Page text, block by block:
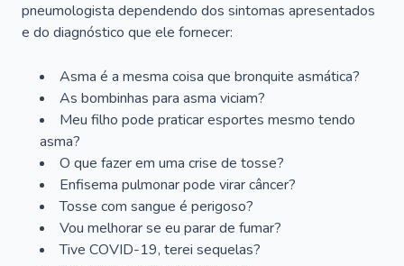
pneumologista dependendo dos sintomas apresentados
e do diagnóstico que ele fornecer:
Asma é a mesma coisa que bronquite asmática?
As bombinhas para asma viciam?
Meu filho pode praticar esportes mesmo tendo
asma?
O que fazer em uma crise de tosse?
Enfisema pulmonar pode virar câncer?
Tosse com sangue é perigoso?
Vou melhorar se eu parar de fumar?
Tive COVID-19, terei sequelas?